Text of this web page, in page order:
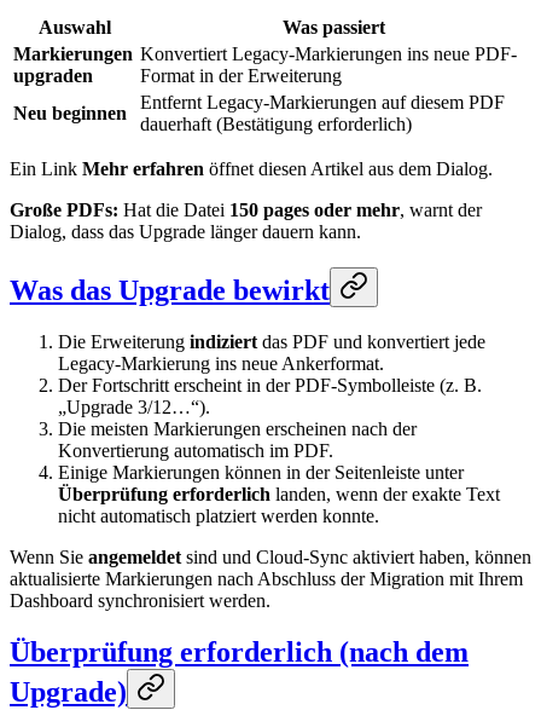
Auswahl
Was passiert
Markierungen
upgraden
Konvertiert Legacy-Markierungen ins neue PDF-
Format in der Erweiterung
Neu beginnen
Entfernt Legacy-Markierungen auf diesem PDF
dauerhaft (Bestätigung erforderlich)
Ein Link Mehr erfahren öffnet diesen Artikel aus dem Dialog.
Große PDFs: Hat die Datei 150 pages oder mehr, warnt der
Dialog, dass das Upgrade länger dauern kann.
Was das Upgrade bewirkt
Die Erweiterung indiziert das PDF und konvertiert jede
Legacy-Markierung ins neue Ankerformat.
Der Fortschritt erscheint in der PDF-Symbolleiste (z. B.
„Upgrade 3/12…“).
Die meisten Markierungen erscheinen nach der
Konvertierung automatisch im PDF.
Einige Markierungen können in der Seitenleiste unter
Überprüfung erforderlich landen, wenn der exakte Text
nicht automatisch platziert werden konnte.
Wenn Sie angemeldet sind und Cloud-Sync aktiviert haben, können
aktualisierte Markierungen nach Abschluss der Migration mit Ihrem
Dashboard synchronisiert werden.
Überprüfung erforderlich (nach dem
Upgrade)